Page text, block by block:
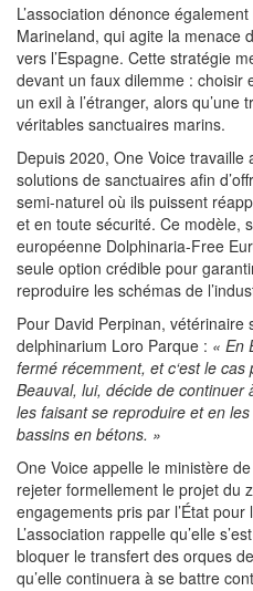
L’association dénonce
Marineland, qui agite la menace
vers l’Espagne. Cette stratégie
devant un faux dilemme : choisir
un exil à l’étranger, alors
véritables sanctuaires marins.
Depuis 2020, One Voice
solutions de sanctuaires afin
semi-naturel où ils puissent
et en toute sécurité. Ce modèle,
européenne Dolphinaria-Free
seule option crédible pour
reproduire les schémas de
Pour David Perpinan, vétérinaire
delphinarium Loro Parque : « En
fermé récemment, et c‘est le
Beauval, lui, décide de
les faisant se reproduire et en
bassins en bétons. »
One Voice appelle le ministère
rejeter formellement le projet du
engagements pris par l’État
L’association rappelle qu’elle
bloquer le transfert des orques
qu’elle continuera à se battre